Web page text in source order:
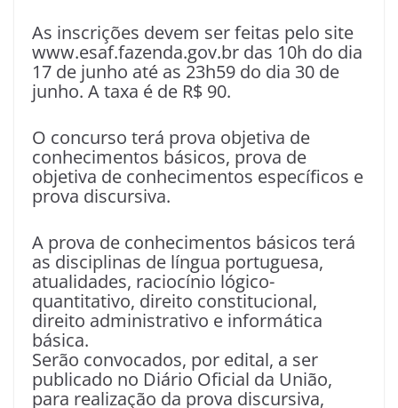
As inscrições devem ser feitas pelo site
www.esaf.fazenda.gov.br das 10h do dia
17 de junho até as 23h59 do dia 30 de
junho. A taxa é de R$ 90.
O concurso terá prova objetiva de
conhecimentos básicos, prova de
objetiva de conhecimentos específicos e
prova discursiva.
A prova de conhecimentos básicos terá
as disciplinas de língua portuguesa,
atualidades, raciocínio lógico-
quantitativo, direito constitucional,
direito administrativo e informática
básica.
Serão convocados, por edital, a ser
publicado no Diário Oficial da União,
para realização da prova discursiva,